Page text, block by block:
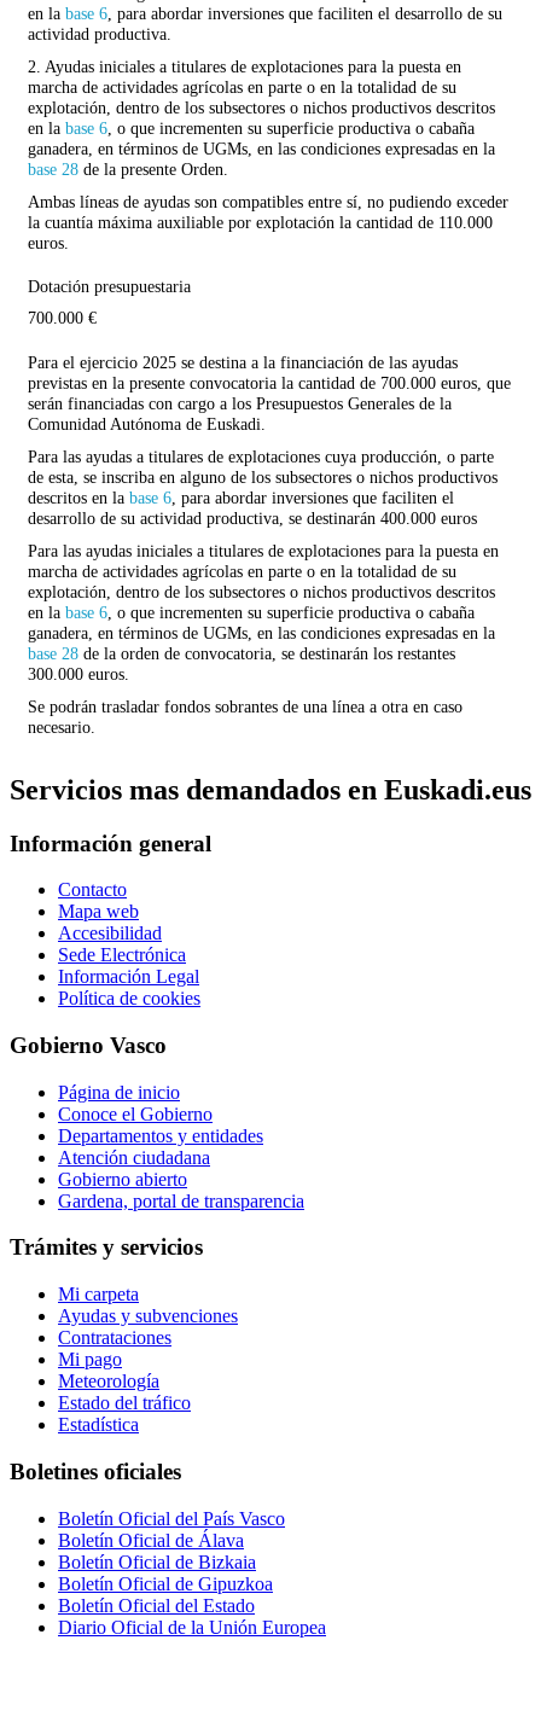
en la base 6 , para abordar inversiones que faciliten el desarrollo de su
actividad productiva.
2. Ayudas iniciales a titulares de explotaciones para la puesta en
marcha de actividades agrícolas en parte o en la totalidad de su
explotación, dentro de los subsectores o nichos productivos descritos
en la base 6 , o que incrementen su superficie productiva o cabaña
ganadera, en términos de UGMs, en las condiciones expresadas en la
base 28 de la presente Orden.
Ambas líneas de ayudas son compatibles entre sí, no pudiendo exceder
la cuantía máxima auxiliable por explotación la cantidad de 110.000
euros.
Dotación presupuestaria
700.000 €
Para el ejercicio 2025 se destina a la financiación de las ayudas
previstas en la presente convocatoria la cantidad de 700.000 euros, que
serán financiadas con cargo a los Presupuestos Generales de la
Comunidad Autónoma de Euskadi.
Para las ayudas a titulares de explotaciones cuya producción, o parte
de esta, se inscriba en alguno de los subsectores o nichos productivos
descritos en la base 6 , para abordar inversiones que faciliten el
desarrollo de su actividad productiva, se destinarán 400.000 euros
Para las ayudas iniciales a titulares de explotaciones para la puesta en
marcha de actividades agrícolas en parte o en la totalidad de su
explotación, dentro de los subsectores o nichos productivos descritos
en la base 6 , o que incrementen su superficie productiva o cabaña
ganadera, en términos de UGMs, en las condiciones expresadas en la
base 28 de la orden de convocatoria, se destinarán los restantes
300.000 euros.
Se podrán trasladar fondos sobrantes de una línea a otra en caso
necesario.
Servicios mas demandados en Euskadi.eus
Información general
Contacto
Mapa web
Accesibilidad
Sede Electrónica
Información Legal
Política de cookies
Gobierno Vasco
Página de inicio
Conoce el Gobierno
Departamentos y entidades
Atención ciudadana
Gobierno abierto
Gardena, portal de transparencia
Trámites y servicios
Mi carpeta
Ayudas y subvenciones
Contrataciones
Mi pago
Meteorología
Estado del tráfico
Estadística
Boletines oficiales
Boletín Oficial del País Vasco
Boletín Oficial de Álava
Boletín Oficial de Bizkaia
Boletín Oficial de Gipuzkoa
Boletín Oficial del Estado
Diario Oficial de la Unión Europea